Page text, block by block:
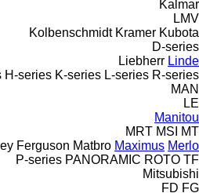
Kalmar
LMV
Kolbenschmidt Kramer Kubota
D-series
Liebherr Linde
H-series K-series L-series R-series
MAN
LE
Manitou
MRT MSI
MT
Ferguson Matbro Maximus Merlo
P-series PANORAMIC ROTO TF
Mitsubishi
FD FG